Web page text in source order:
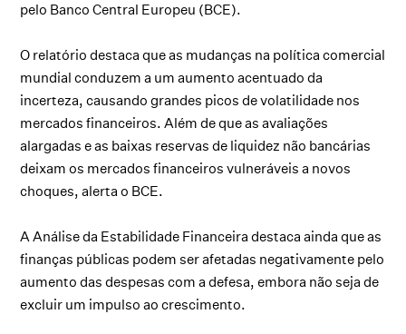
pelo Banco Central Europeu (BCE).
O relatório destaca que as mudanças na política comercial
mundial conduzem a um aumento acentuado da
incerteza, causando grandes picos de volatilidade nos
mercados financeiros. Além de que as avaliações
alargadas e as baixas reservas de liquidez não bancárias
deixam os mercados financeiros vulneráveis a novos
choques, alerta o BCE.
A Análise da Estabilidade Financeira destaca ainda que as
finanças públicas podem ser afetadas negativamente pelo
aumento das despesas com a defesa, embora não seja de
excluir um impulso ao crescimento.